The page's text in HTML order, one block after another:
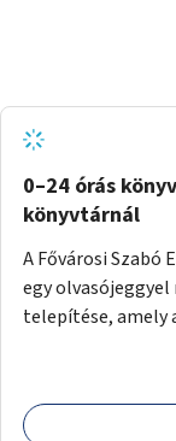
0–24 órás
könyvtárnál
A Fővárosi
egy
telepítése, amely